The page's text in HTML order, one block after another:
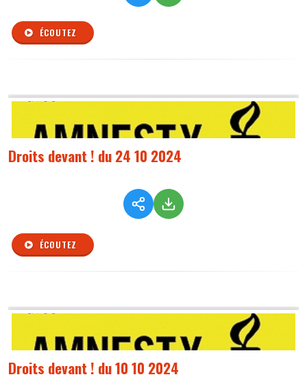
ÉCOUTEZ
Droits devant ! du 24 10 2024
ÉCOUTEZ
Droits devant ! du 10 10 2024